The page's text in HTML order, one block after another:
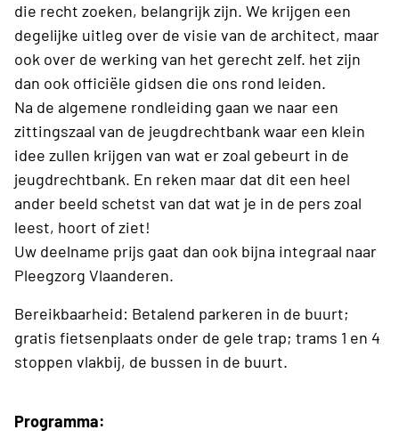
die recht zoeken, belangrijk zijn. We krijgen een
degelijke uitleg over de visie van de architect, maar
ook over de werking van het gerecht zelf. het zijn
dan ook officiële gidsen die ons rond leiden.
Na de algemene rondleiding gaan we naar een
zittingszaal van de jeugdrechtbank waar een klein
idee zullen krijgen van wat er zoal gebeurt in de
jeugdrechtbank. En reken maar dat dit een heel
ander beeld schetst van dat wat je in de pers zoal
leest, hoort of ziet!
Uw deelname prijs gaat dan ook bijna integraal naar
Pleegzorg Vlaanderen.
Bereikbaarheid: Betalend parkeren in de buurt;
gratis fietsenplaats onder de gele trap; trams 1 en 4
stoppen vlakbij, de bussen in de buurt.
Programma: